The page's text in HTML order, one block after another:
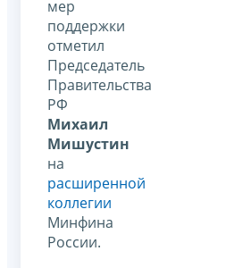
мер
поддержки
отметил
Председатель
Правительства
РФ
Михаил
Мишустин
на
расширенной
коллегии
Минфина
России.